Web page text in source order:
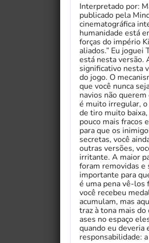
Interpretado por:
publicado pela
cinematográfica
humanidade está
forças do império
aliados.” Eu
está nesta versão.
significativo nesta
do jogo. O
que você nunca
navios não
é muito irregular,
de tiro muito
pouco mais fracos
para que os
secretas, você
outras versões,
irritante. A maior
foram removidas e
importante para
é uma pena vê-los
você recebeu
acumulam, mas
traz à tona mais
ases no espaço
quando eu deveria
responsabilidade: